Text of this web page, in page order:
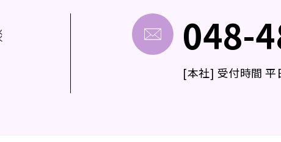
048-
[本社] 受付時間 平